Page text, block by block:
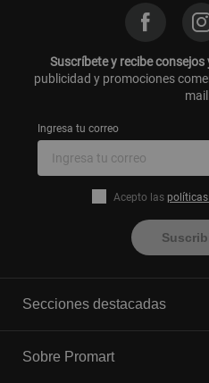
Suscríbete y recibe
publicidad y promociones
mail.
Ingresa tu correo
Acepto las
Secciones destacadas
Sobre Promart